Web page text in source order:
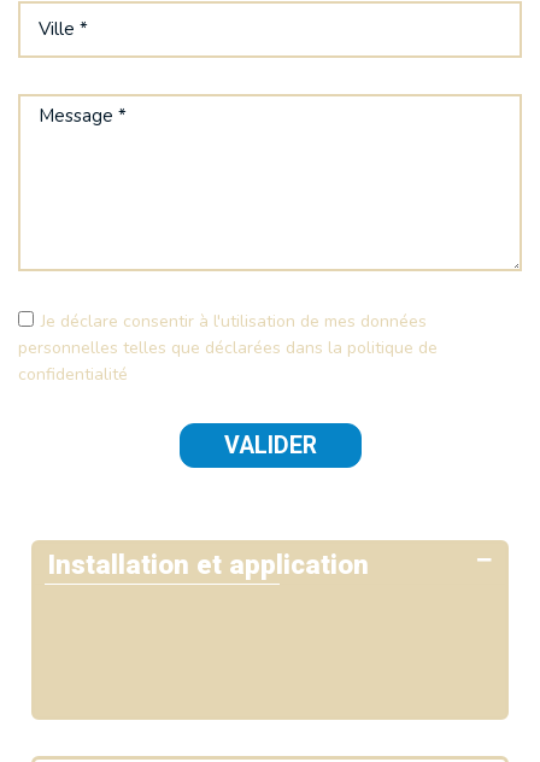
Je déclare consentir à l'utilisation de mes données
personnelles telles que déclarées dans la politique de
confidentialité
Installation et application